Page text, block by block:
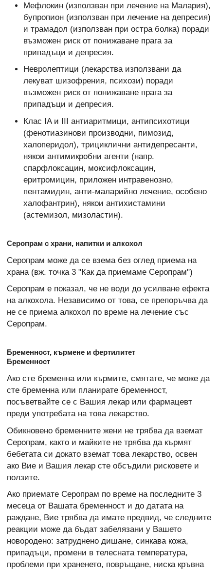
Мефлокин (използван при лечение на Малария),
бупропион (използван при лечение на депресия)
и трамадол (използван при остра болка) поради
възможен риск от понижаване прага за
припадъци и депресия.
Невролептици (лекарства използвани да
лекуват шизофрения, психози) поради
възможен риск от понижаване прага за
припадъци и депресия.
Клас IA и III антиаритмици, антипсихотици
(фенотиазинови производни, пимозид,
халоперидол), трициклични антидепресанти,
някои антимикробни агенти (напр.
спарфлоксацин, моксифлоксацин,
еритромицин, приложен интравенозно,
пентамидин, анти-маларийно лечение, особено
халофантрин), някои антихистамини
(астемизол, мизоластин).
Серопрам с храни, напитки и алкохол
Серопрам може да се взема без оглед приема на
храна (вж. точка 3 "Как да приемаме Серопрам")
Серопрам е показал, че не води до усилване ефекта
на алкохола. Независимо от това, се препоръчва да
не се приема алкохол по време на лечение със
Серопрам.
Бременност, кърмене и фертилитет
Бременност
Ако сте бременна или кърмите, смятате, че може да
сте бременна или планирате бременност,
посъветвайте се с Вашия лекар или фармацевт
преди употребата на това лекарство.
Обикновено бременните жени не трябва да вземат
Серопрам, както и майките не трябва да кърмят
бебетата си докато вземат това лекарство, освен
ако Вие и Вашия лекар сте обсъдили рисковете и
ползите.
Ако приемате Серопрам по време на последните 3
месеца от Вашата бременност и до датата на
раждане, Вие трябва да имате предвид, че следните
реакции може да бъдат забелязани у Вашето
новородено: затруднено дишане, синкава кожа,
припадъци, промени в телесната температура,
проблеми при храненето, повръщане, ниска кръвна